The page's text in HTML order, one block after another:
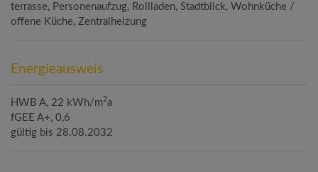
terrasse
Personenaufzug Rollladen Stadtblick Wohnküche /
offene Küche Zentralheizung
Energieausweis
HWB A, 22 kWh/m2a
fGEE A+, 0,6
gültig bis 28.08.2032